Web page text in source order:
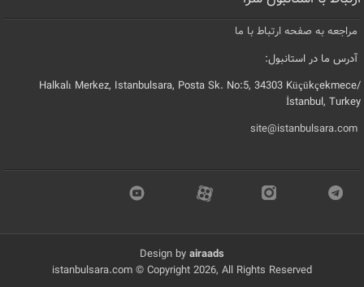
مراجعه به صفحه ارتباط با ما
آدرس ما در استانبول:
Halkalı Merkez, Istanbulsara, Posta Sk. No:5, 34303 Küçükçekmece/
İstanbul, Turkey
site@istanbulsara.com
Design byairaads
istanbulsara.com © Copyright 2026, All Rights Reserved